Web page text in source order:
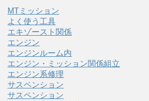
MTミッション
よく使う工具
エキゾースト関係
エンジン
エンジンルーム内
エンジン・ミッション関係組立
エンジン系修理
サスペンション
サスペンション